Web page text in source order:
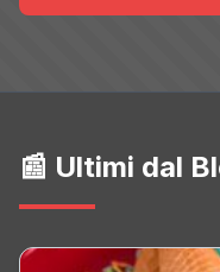
📰 Ultimi dal